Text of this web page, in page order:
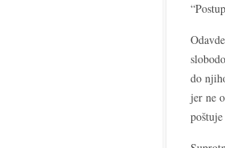
do
jer ne